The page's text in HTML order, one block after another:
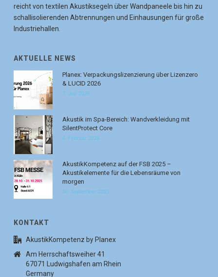
reicht von textilen Akustiksegeln über Wandpaneele bis hin zu
schallisolierenden Abtrennungen und Einhausungen für große
Industriehallen.
AKTUELLE NEWS
Planex: Verpackungslizenzierung über Lizenzero
& LUCID 2026
7. Juli 2026
Akustik im Spa-Bereich: Wandverkleidung mit
SilentProtect Core
6. Februar 2026
AkustikKompetenz auf der FSB 2025 –
Akustikelemente für die Lebensräume von
morgen
30. September 2025
KONTAKT
AkustikKompetenz by Planex
Am Herrschaftsweiher 41
67071 Ludwigshafen am Rhein
Germany